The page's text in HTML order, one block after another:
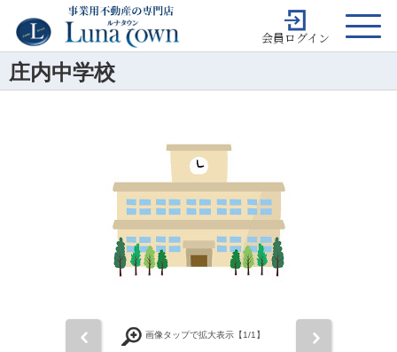
会員ログイン
庄内中学校
画像タップで拡大表示【1/1】